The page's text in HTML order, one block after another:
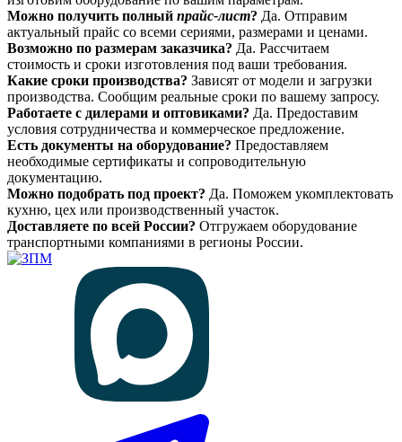
Можно получить полный прайс-лист? Да. Отправим
актуальный прайс со всеми сериями, размерами и ценами.
Возможно по размерам заказчика? Да. Рассчитаем
стоимость и сроки изготовления под ваши требования.
Какие сроки производства? Зависят от модели и загрузки
производства. Сообщим реальные сроки по вашему запросу.
Работаете с дилерами и оптовиками? Да. Предоставим
условия сотрудничества и коммерческое предложение.
Есть документы на оборудование? Предоставляем
необходимые сертификаты и сопроводительную
документацию.
Можно подобрать под проект? Да. Поможем укомплектовать
кухню, цех или производственный участок.
Доставляете по всей России? Отгружаем оборудование
транспортными компаниями в регионы России.